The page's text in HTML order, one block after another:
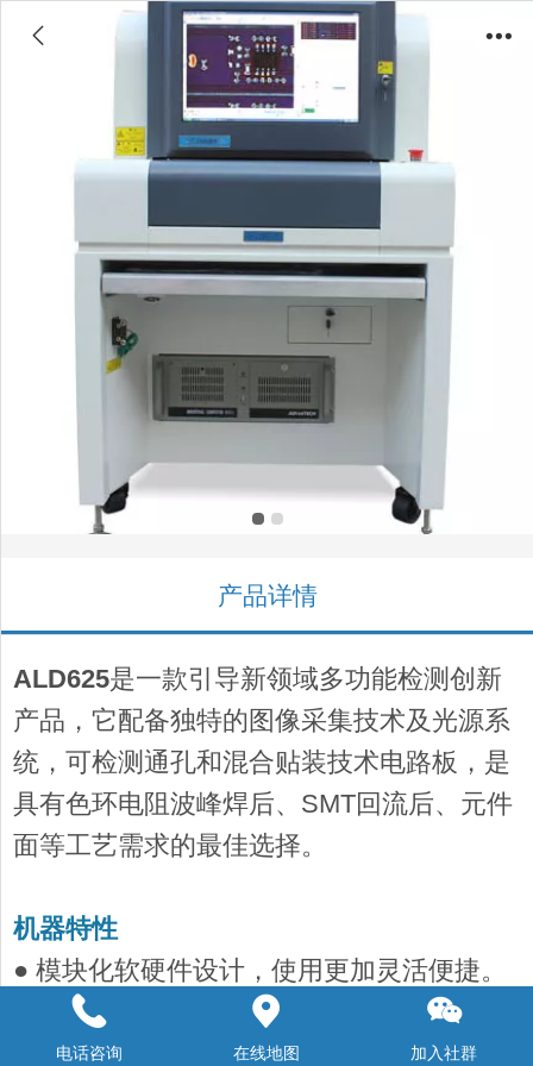
ALD625最全面的离线式AOI
产品详情
ALD625是一款引导新领域多功能检测创新
产品，它配备独特的图像采集技术及光源系
统，可检测通孔和混合贴装技术电路板，是
具有色环电阻波峰焊后、SMT回流后、元件
面等工艺需求的最佳选择。
机器特性
● 模块化软硬件设计，使用更加灵活便捷。
● 内嵌多种算法，检出率高、误判率低。
● 智能高速数字相机，检测速度满足两条高
电话咨询 在线地图 加入社群